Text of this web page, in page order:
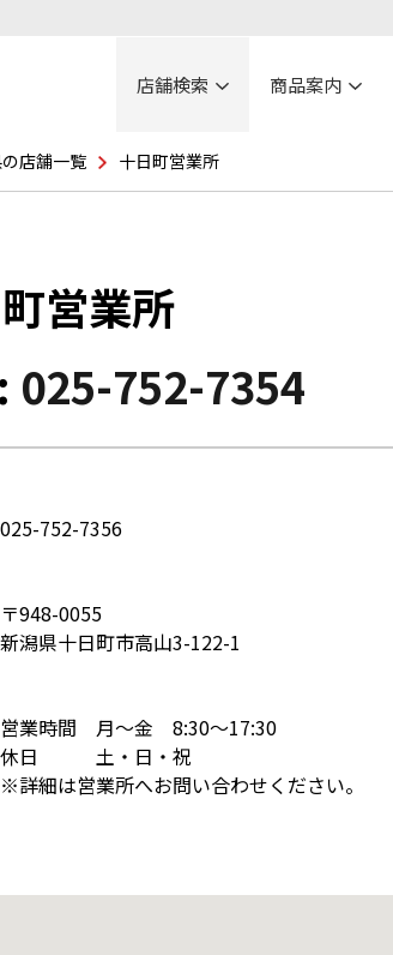
店舗検索 商品案内
店舗一覧 十日町営業所
営業所
025-752-7354
025-752-7356
〒948-0055
新潟県十日町市高山3-122-1
営業時間 月～金 8:30～17:30
休日 土・日・祝
※詳細は営業所へお問い合わせください。